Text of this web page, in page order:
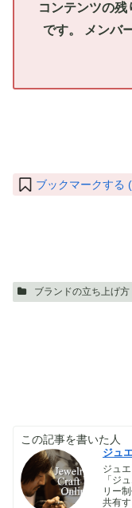
コンテンツの
です。 メンバ
ブックマークする (
ブランドの立ち上げ方
この記事を書いた人
ジュ
ジュ
「ジ
リー
共有す